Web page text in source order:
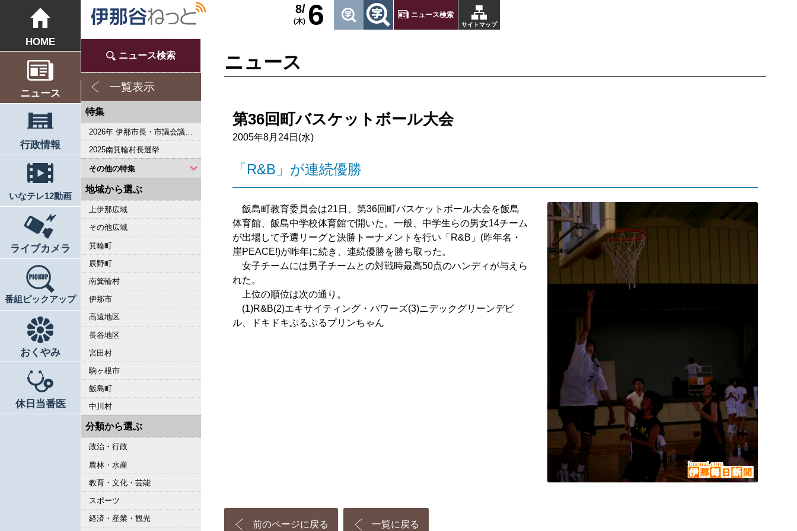
サイトマップ
ニュース検索
6
8/
(木)
HOME
ニュース
行政情報
いなテレ12動画
ライブカメラ
番組ピックアップ
おくやみ
休日当番医
ニュース検索
一覧表示
特集
2026年 伊那市長・市議会議員選挙
2025南箕輪村長選挙
その他の特集
2023県議会議員選挙
2022箕輪町長選挙
2019県議会議員選挙
2018伊那市長選・市議選
桜シリーズ2018
桜シリーズ2017
2015県議会議員選挙
2014箕輪町長選挙
2014伊那市長選・市議選
桜シリーズ2014
カメラリポート
上伊那 医師不足問題
新ごみ中間処理施設
伊那市長・市議選
朝の学舎
記者室
伊那谷1年365人
輝く経営者～その後
花ロマン
伝承 上伊那の50年
駒ヶ根市長選挙
2007年 県議会議員選挙
権兵衛トンネル開通1周年
豪雨被害
新伊那市誕生へ
伊那谷 耐震強度偽装問題
2005年衆院選
その他
地域から選ぶ
上伊那広域
その他広域
箕輪町
辰野町
南箕輪村
伊那市
高遠地区
長谷地区
宮田村
駒ヶ根市
飯島町
中川村
分類から選ぶ
政治・行政
農林・水産
教育・文化・芸能
スポーツ
経済・産業・観光
ニュース
第36回町バスケットボール大会
2005年8月24日(水)
「R&B」が連続優勝
飯島町教育委員会は21日、第36回町バスケットボール大会を飯島
体育館、飯島中学校体育館で開いた。一般、中学生らの男女14チーム
が出場して予選リーグと決勝トーナメントを行い「R&B」(昨年名・
崖PEACE!)が昨年に続き、連続優勝を勝ち取った。
女子チームには男子チームとの対戦時最高50点のハンディが与えら
れた。
上位の順位は次の通り。
(1)R&B(2)エキサイティング・パワーズ(3)ニデックグリーンデビ
ル、ドキドキぷるぷるプリンちゃん
前のページに戻る 一覧に戻る